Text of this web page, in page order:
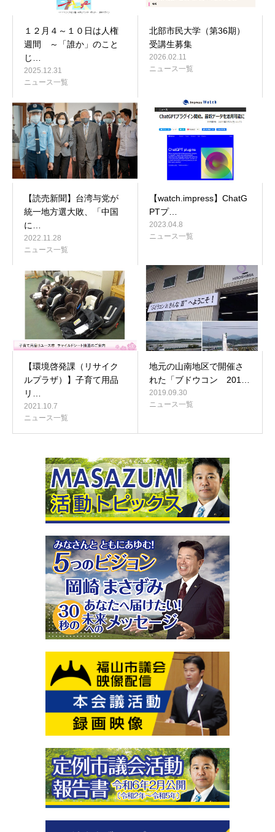
１２月４～１０日は人権
週間 ～「誰か」のこと
じ…
2025.12.31
ニュース一覧
北部市民大学（第36期）
受講生募集
2026.02.11
ニュース一覧
【読売新聞】台湾与党が
統一地方選大敗、「中国
に…
2022.11.28
ニュース一覧
【watch.impress】ChatG
PTプ…
2023.04.8
ニュース一覧
【環境啓発課（リサイク
ルプラザ）】子育て用品
リ…
2021.10.7
ニュース一覧
地元の山南地区で開催さ
れた「ブドウコン 201…
2019.09.30
ニュース一覧